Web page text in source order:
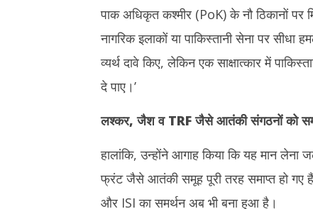
पाक अधिकृत कश्मीर (PoK) के नौ ठिकानों पर
नागरिक इलाकों या पाकिस्तानी सेना पर सीधा
व्यर्थ दावे किए, लेकिन एक साक्षात्कार में
दे पाए।’
लश्कर, जैश व TRFजैसे आतंकी संगठनों को
हालांकि, उन्होंने आगाह किया कि यह मान
फ्रंट जैसे आतंकी समूह पूरी तरह समाप्त हो गए
और ISI का समर्थन अब भी बना हुआ है।